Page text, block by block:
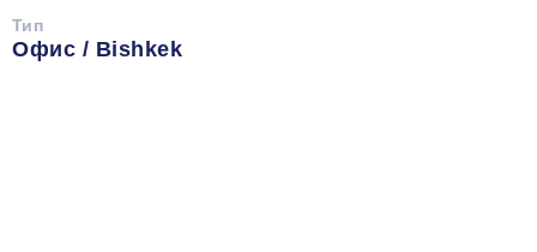
Тип
Офис / Bishkek